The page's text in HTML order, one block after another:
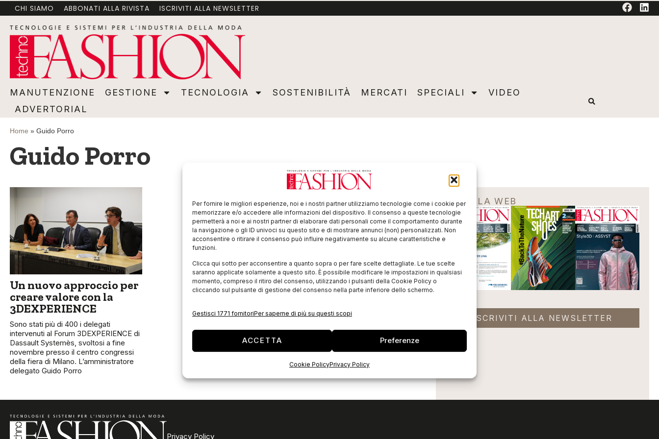
Per fornire le migliori esperienze, noi e i nostri partner utilizziamo tecnologie come i cookie per
memorizzare e/o accedere alle informazioni del dispositivo. Il consenso a queste tecnologie
permetterà a noi e ai nostri partner di elaborare dati personali come il comportamento durante
la navigazione o gli ID univoci su questo sito e di mostrare annunci (non) personalizzati. Non
acconsentire o ritirare il consenso può influire negativamente su alcune caratteristiche e
funzioni.
Clicca qui sotto per acconsentire a quanto sopra o per fare scelte dettagliate. Le tue scelte
saranno applicate solamente a questo sito. È possibile modificare le impostazioni in qualsiasi
momento, compreso il ritiro del consenso, utilizzando i pulsanti della Cookie Policy o
cliccando sul pulsante di gestione del consenso nella parte inferiore dello schermo.
Gestisci 1771 fornitoriPer saperne di più su questi scopi
ACCETTA Preferenze
Cookie PolicyPrivacy Policy
MANUTENZIONE GESTIONE TECNOLOGIA SOSTENIBILITÀ MERCATI SPECIALI VIDEO ADVERTORIAL
CHI SIAMO ABBONATI ALLA RIVISTA ISCRIVITI ALLA NEWSLETTER
MANUTENZIONE GESTIONE TECNOLOGIA SOSTENIBILITÀ MERCATI SPECIALI
VIDEO
ADVERTORIAL
Home » Guido Porro
Guido Porro
Un nuovo approccio per
creare valore con la
3DEXPERIENCE
Sono stati più di 400 i delegati
intervenuti al Forum 3DEXPERIENCE di
Dassault Systemès, svoltosi a fine
novembre presso il centro congressi
della fiera di Milano. L’amministratore
delegato Guido Porro
EDICOLA WEB
ISCRIVITI ALLA NEWSLETTER
Privacy Policy